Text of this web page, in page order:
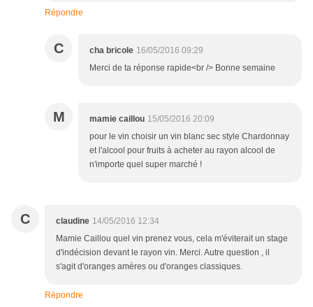
Répondre
C cha bricole 16/05/2016 09:29
Merci de ta réponse rapide<br /> Bonne semaine
M mamie caillou 15/05/2016 20:09
pour le vin choisir un vin blanc sec style Chardonnay
et l'alcool pour fruits à acheter au rayon alcool de
n'importe quel super marché !
C claudine 14/05/2016 12:34
Mamie Caillou quel vin prenez vous, cela m'éviterait un stage
d'indécision devant le rayon vin. Merci. Autre question , il
s'agit d'oranges amères ou d'oranges classiques.
Répondre